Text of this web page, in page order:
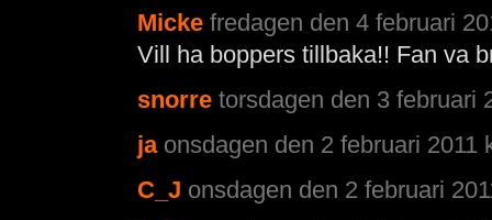
Micke fredagen den 4 februari
Vill ha boppers tillbaka!! Fan va
snorre torsdagen den 3 februari
ja onsdagen den 2 februari 2011
C_J onsdagen den 2 februari